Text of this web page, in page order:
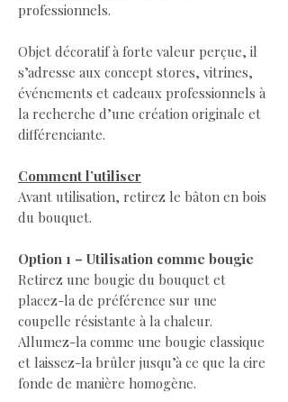
professionnels.
Objet décoratif à forte valeur perçue, il
s’adresse aux concept stores, vitrines,
événements et cadeaux professionnels à
la recherche d’une création originale et
différenciante.
Comment l’utiliser
Avant utilisation, retirez le bâton en bois
du bouquet.
Option 1 – Utilisation comme bougie
Retirez une bougie du bouquet et
placez-la de préférence sur une
coupelle résistante à la chaleur.
Allumez-la comme une bougie classique
et laissez-la brûler jusqu’à ce que la cire
fonde de manière homogène.